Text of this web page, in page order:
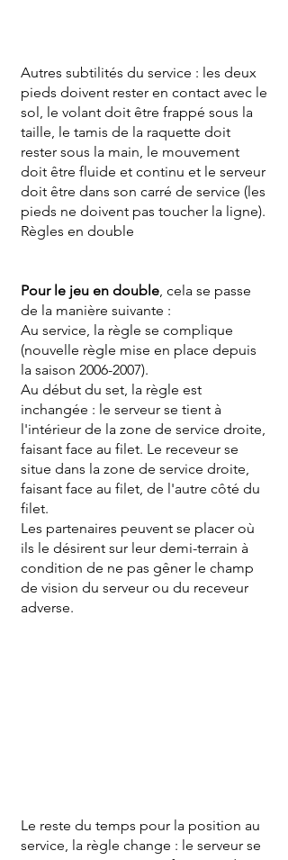
Autres subtilités du service : les deux
pieds doivent rester en contact avec le
sol, le volant doit être frappé sous la
taille, le tamis de la raquette doit
rester sous la main, le mouvement
doit être fluide et continu et le serveur
doit être dans son carré de service (les
pieds ne doivent pas toucher la ligne).
Règles en double
Pour le jeu en double, cela se passe
de la manière suivante :
Au service, la règle se complique
(nouvelle règle mise en place depuis
la saison 2006-2007).
Au début du set, la règle est
inchangée : le serveur se tient à
l'intérieur de la zone de service droite,
faisant face au filet. Le receveur se
situe dans la zone de service droite,
faisant face au filet, de l'autre côté du
filet.
Les partenaires peuvent se placer où
ils le désirent sur leur demi-terrain à
condition de ne pas gêner le champ
de vision du serveur ou du receveur
adverse.
Le reste du temps pour la position au
service, la règle change : le serveur se